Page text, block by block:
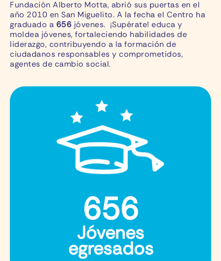
Fundación Alberto Motta, abrió sus puertas en el
año 2010 en San Miguelito. A la fecha el Centro ha
graduado a 656 jóvenes. ¡Supérate! educa y
moldea jóvenes, fortaleciendo habilidades de
liderazgo, contribuyendo a la formación de
ciudadanos responsables y comprometidos,
agentes de cambio social.
656
Jóvenes
egresados